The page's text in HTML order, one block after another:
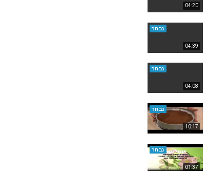
04:20
04:39
נבחר
04:08
נבחר
10:17
נבחר
01:37
נבחר